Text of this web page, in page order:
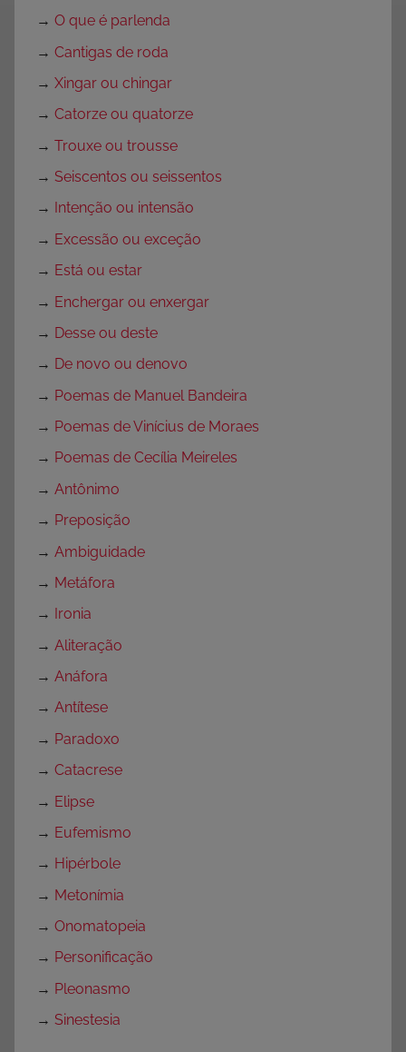
a
r
s
e
e
m
t
e
r
→ O que é parlenda
→ Cantigas de roda
→ Xingar ou chingar
→ Catorze ou quatorze
→ Trouxe ou trousse
→ Seiscentos ou seissentos
→
Intenção ou intensão
→ Excessão ou exceção
→ Está ou estar
→ Enchergar ou enxergar
→ Desse ou deste
→ De novo ou denovo
→ Poemas de Manuel Bandeira
→ Poemas de Vinícius de Moraes
→ Poemas de Cecília Meireles
→ Antônimo
→ Preposição
→ Ambiguidade
→ Metáfora
→
Ironia
→ Aliteração
→ Anáfora
→ Antítese
→ Paradoxo
→ Catacrese
→ Elipse
→ Eufemismo
→ Hipérbole
→ Metonímia
→ Onomatopeia
→ Personificação
→ Pleonasmo
→ Sinestesia